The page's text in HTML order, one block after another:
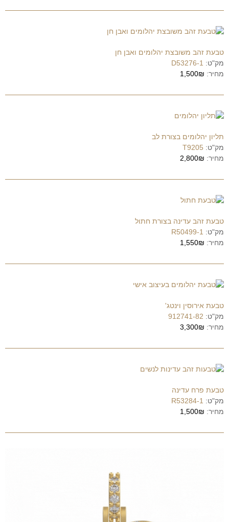
טבעת זהב משובצת יהלומים ואבן חן
מק"ט: D53276-1
מחיר: 1,500₪
תליון יהלומים בצורת לב
מק"ט: T9205
מחיר: 2,800₪
טבעת זהב עדינה בצורת חתול
מק"ט: R50499-1
מחיר: 1,550₪
טבעת אירוסין וינטג'
מק"ט: 912741-82
מחיר: 3,300₪
טבעת פרח עדינה
מק"ט: R53284-1
מחיר: 1,500₪